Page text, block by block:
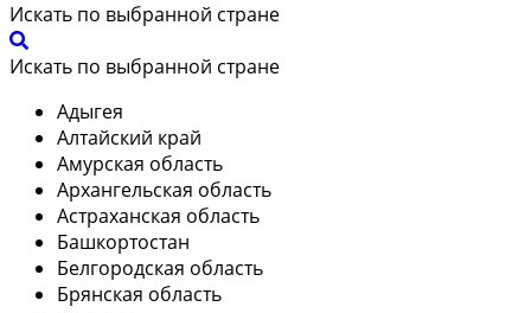
Искать по выбранной стране
Искать по выбранной стране
Адыгея
Алтайский край
Амурская область
Архангельская область
Астраханская область
Башкортостан
Белгородская область
Брянская область